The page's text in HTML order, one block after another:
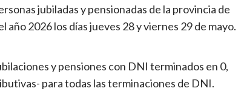
jubiladas y pensionadas de la provincia de
2026 los días jueves 28 y viernes 29 de mayo.
y pensiones con DNI terminados en 0,
para todas las terminaciones de DNI.